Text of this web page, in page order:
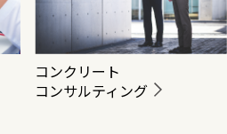
コンクリート
コンサルティング